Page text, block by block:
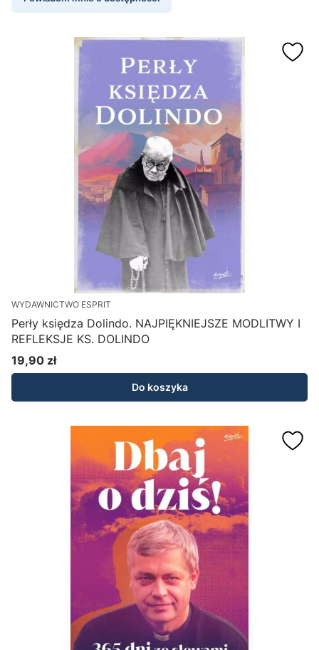
WYDAWNICTWO ESPRIT
Perły księdza Dolindo. NAJPIĘKNIEJSZE MODLITWY I
REFLEKSJE KS. DOLINDO
Cena
19,90 zł
Do koszyka